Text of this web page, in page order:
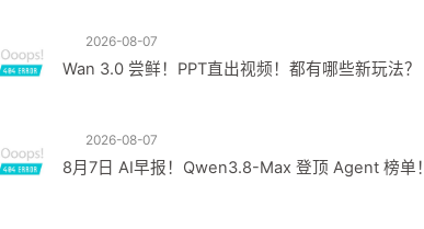
2026-08-07
Wan 3.0 尝鲜！PPT直出视频！都有哪些新玩法？
2026-08-07
8月7日 AI早报！Qwen3.8-Max 登顶 Agent 榜单！